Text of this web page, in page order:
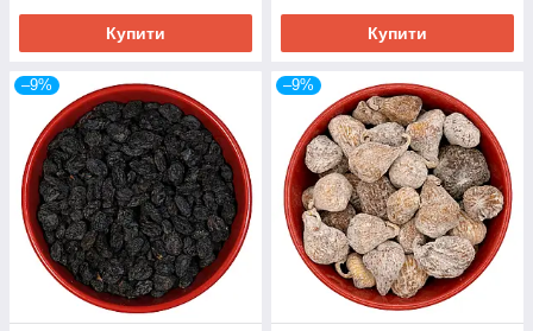
Купити Купити
–9% –9%